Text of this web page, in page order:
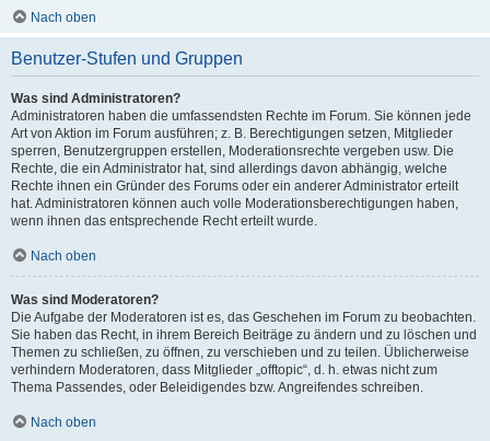
Nach oben
Benutzer-Stufen und Gruppen
Was sind Administratoren?
Administratoren haben die umfassendsten Rechte im Forum. Sie können jede
Art von Aktion im Forum ausführen; z. B. Berechtigungen setzen, Mitglieder
sperren, Benutzergruppen erstellen, Moderationsrechte vergeben usw. Die
Rechte, die ein Administrator hat, sind allerdings davon abhängig, welche
Rechte ihnen ein Gründer des Forums oder ein anderer Administrator erteilt
hat. Administratoren können auch volle Moderationsberechtigungen haben,
wenn ihnen das entsprechende Recht erteilt wurde.
Nach oben
Was sind Moderatoren?
Die Aufgabe der Moderatoren ist es, das Geschehen im Forum zu beobachten.
Sie haben das Recht, in ihrem Bereich Beiträge zu ändern und zu löschen und
Themen zu schließen, zu öffnen, zu verschieben und zu teilen. Üblicherweise
verhindern Moderatoren, dass Mitglieder „offtopic“, d. h. etwas nicht zum
Thema Passendes, oder Beleidigendes bzw. Angreifendes schreiben.
Nach oben